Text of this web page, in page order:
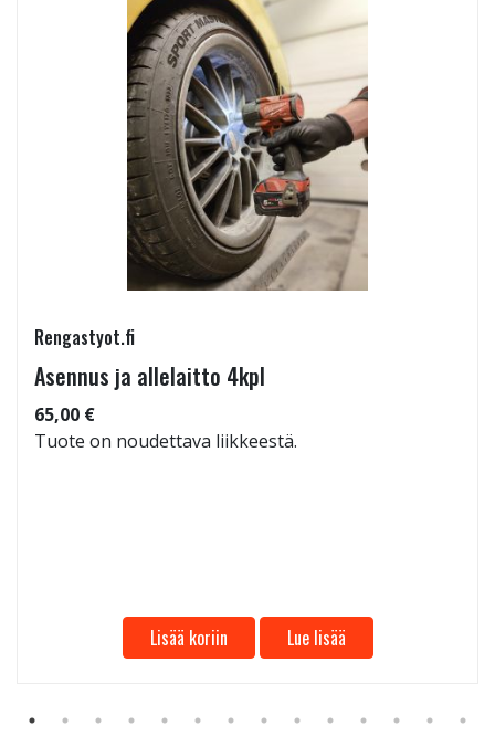
Rengastyot.fi
Asennus ja allelaitto 4kpl
65,00 €
Tuote on noudettava liikkeestä.
Lisää koriin Lue lisää